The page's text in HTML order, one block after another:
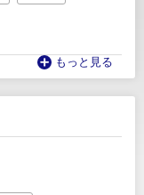
もっと見る